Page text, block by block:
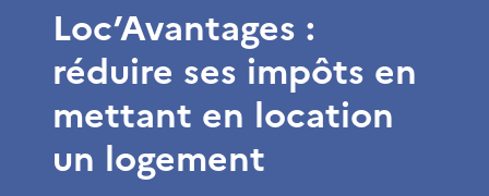
Loc’Avantages :
réduire ses impôts en
mettant en location
un logement